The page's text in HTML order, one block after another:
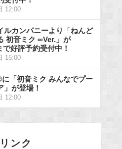
12:00
ルカンパニーより「ねんど
初音ミク ∞Ver.」が
好評予約受付中！
15:00
「初音ミク みんなでプー
」が登場！
12:00
ンク